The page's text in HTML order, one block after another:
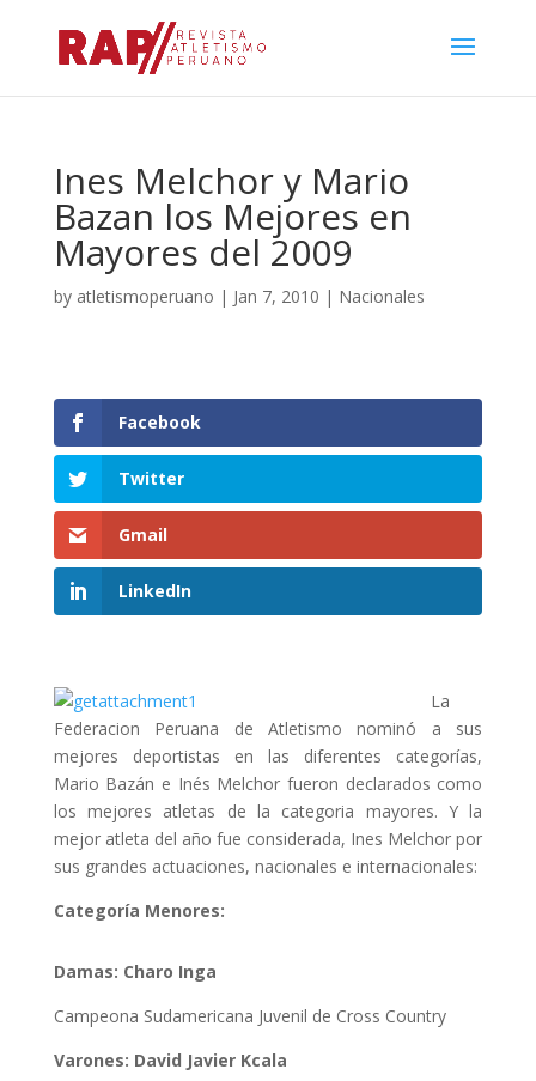
Ines Melchor y Mario
Bazan los Mejores en
Mayores del 2009
by atletismoperuano | Jan 7, 2010 | Nacionales
Facebook
Twitter
Gmail
LinkedIn
La
Federacion Peruana de Atletismo nominó a sus
mejores deportistas en las diferentes categorías,
Mario Bazán e Inés Melchor fueron declarados como
los mejores atletas de la categoria mayores. Y la
mejor atleta del año fue considerada, Ines Melchor por
sus grandes actuaciones, nacionales e internacionales:
Categoría Menores:
Damas: Charo Inga
Campeona Sudamericana Juvenil de Cross Country
Varones: David Javier Kcala